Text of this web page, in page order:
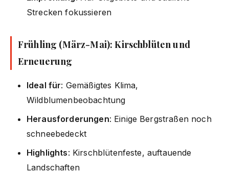
Strecken fokussieren
Frühling (März-Mai): Kirschblüten und
Erneuerung
Ideal für: Gemäßigtes Klima,
Wildblumenbeobachtung
Herausforderungen: Einige Bergstraßen noch
schneebedeckt
Highlights: Kirschblütenfeste, auftauende
Landschaften